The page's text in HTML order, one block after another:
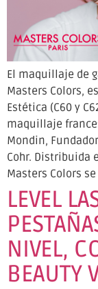
El maquillaje de
Masters Colors,
Estética (C60 y
maquillaje
Mondin,
Cohr. Distribuida
Masters Colors
LEVEL
NIVEL,
BEAUTY